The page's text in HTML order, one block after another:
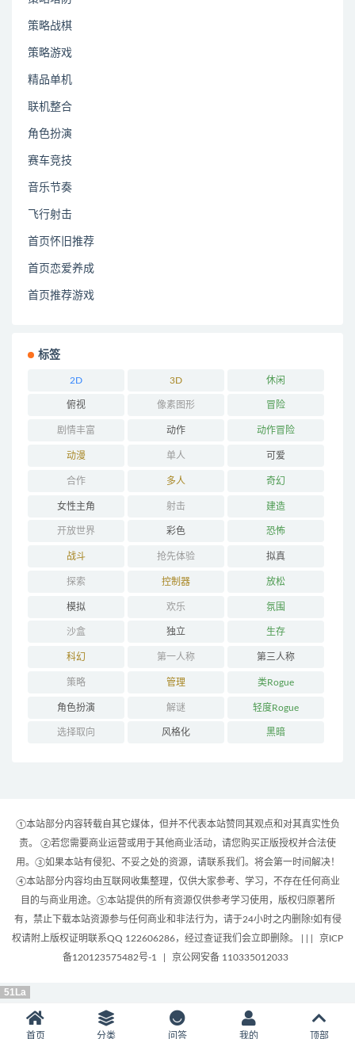
策略战棋
策略游戏
精品单机
联机整合
角色扮演
赛车竞技
音乐节奏
飞行射击
首页怀旧推荐
首页恋爱养成
首页推荐游戏
标签
2D 3D 休闲
俯视 像素图形 冒险
剧情丰富 动作 动作冒险
动漫 单人 可爱
合作 多人 奇幻
女性主角 射击 建造
开放世界 彩色 恐怖
战斗 抢先体验 拟真
探索 控制器 放松
模拟 欢乐 氛围
沙盒 独立 生存
科幻 第一人称 第三人称
策略 管理 类Rogue
角色扮演 解谜 轻度Rogue
选择取向 风格化 黑暗
①本站部分内容转载自其它媒体，但并不代表本站赞同其观点和对其真实性负
责。 ②若您需要商业运营或用于其他商业活动，请您购买正版授权并合法使
用。③如果本站有侵犯、不妥之处的资源，请联系我们。将会第一时间解决！
④本站部分内容均由互联网收集整理，仅供大家参考、学习，不存在任何商业
目的与商业用途。⑤本站提供的所有资源仅供参考学习使用，版权归原著所
有，禁止下载本站资源参与任何商业和非法行为，请于24小时之内删除!如有侵
权请附上版权证明联系QQ 122606286，经过查证我们会立即删除。 | |
京ICP
备120123575482号-1
京公网安备 110335012033
首页 分类 问答 我的 顶部
51La